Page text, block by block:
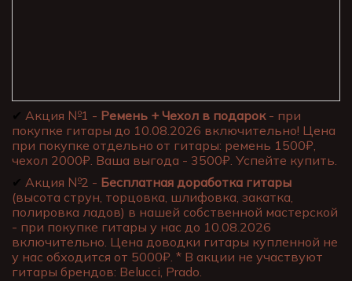
✔ Акция №1 - Ремень + Чехол в подарок- при
покупке гитары до 10.08.2026 включительно! Цена
при покупке отдельно от гитары: ремень 1500₽,
чехол 2000₽. Ваша выгода - 3500₽. Успейте купить.
✔ Акция №2 - Бесплатная доработка гитары
(высота струн, торцовка, шлифовка, закатка,
полировка ладов) в нашей собственной мастерской
- при покупке гитары у нас до 10.08.2026
включительно. Цена доводки гитары купленной не
у нас обходится от 5000₽. * В акции не участвуют
гитары брендов: Belucci, Prado.